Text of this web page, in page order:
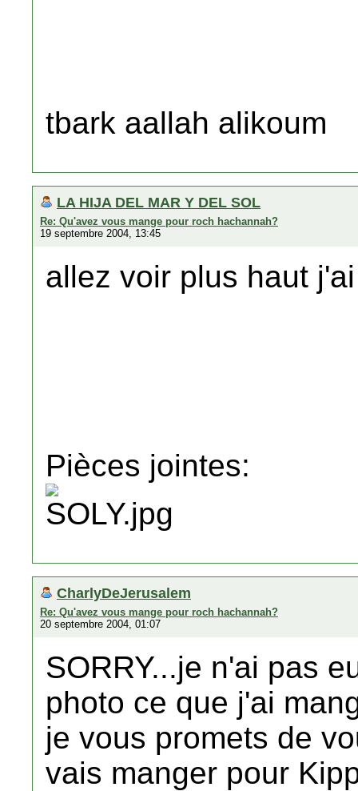
tbark aallah alikoum
LA HIJA DEL MAR Y DEL SOL
Re: Qu'avez vous mange pour roch hachannah?
19 septembre 2004, 13:45
allez voir plus haut
Pièces jointes:
CharlyDeJerusalem
Re: Qu'avez vous mange pour roch hachannah?
20 septembre 2004, 01:07
SORRY...je n'ai pas
photo ce que j'ai
je vous promets de
vais manger pour